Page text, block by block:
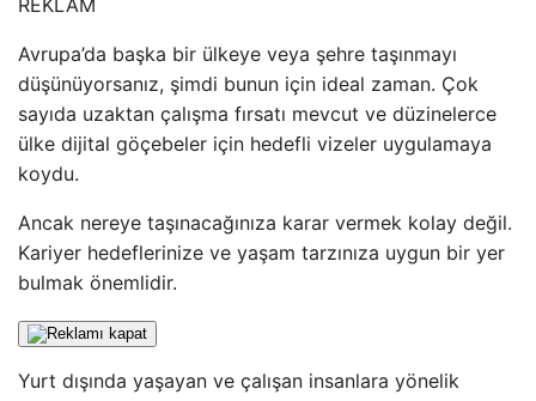
REKLAM
Avrupa’da başka bir ülkeye veya şehre taşınmayı
düşünüyorsanız, şimdi bunun için ideal zaman. Çok
sayıda uzaktan çalışma fırsatı mevcut ve düzinelerce
ülke dijital göçebeler için hedefli vizeler uygulamaya
koydu.
Ancak nereye taşınacağınıza karar vermek kolay değil.
Kariyer hedeflerinize ve yaşam tarzınıza uygun bir yer
bulmak önemlidir.
Yurt dışında yaşayan ve çalışan insanlara yönelik